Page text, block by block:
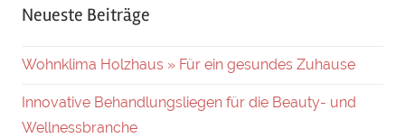
Neueste Beiträge
Wohnklima Holzhaus » Für ein gesundes Zuhause
Innovative Behandlungsliegen für die Beauty- und
Wellnessbranche